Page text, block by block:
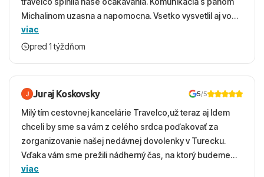
Michalinom uzasna a napomocna. Vsetko vysvetlil aj vo
vecernych hodinach zaco sa ospravedlnujem. Hotel
krasny, cisty. Sluzby top. Strava, prostredie, more,
viac
pred 1 týždňom
Juraj Koskovsky 5/5
Milý tím cestovnej kancelárie Travelco,už teraz aj Idem
chceli by sme sa vám z celého srdca poďakovať za
zorganizovanie našej nedávnej dovolenky v Turecku.
Vďaka vám sme prežili nádherný čas, na ktorý budeme
ešte dlho s úsmevom spomínať. ​Všetko prebehlo
viac